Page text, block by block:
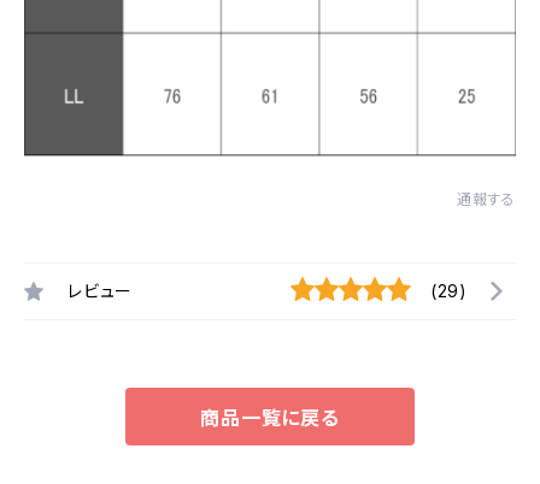
通報する
レビュー (29)
商品一覧に戻る